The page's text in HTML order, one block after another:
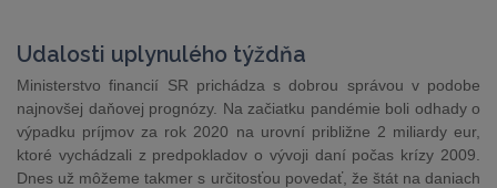
Udalosti uplynulého týždňa
Ministerstvo financií SR prichádza s dobrou správou v podobe
najnovšej daňovej prognózy. Na začiatku pandémie boli odhady o
výpadku príjmov za rok 2020 na urovní približne 2 miliardy eur,
ktoré vychádzali z predpokladov o vývoji daní počas krízy 2009.
Dnes už môžeme takmer s určitosťou povedať, že štát na daniach